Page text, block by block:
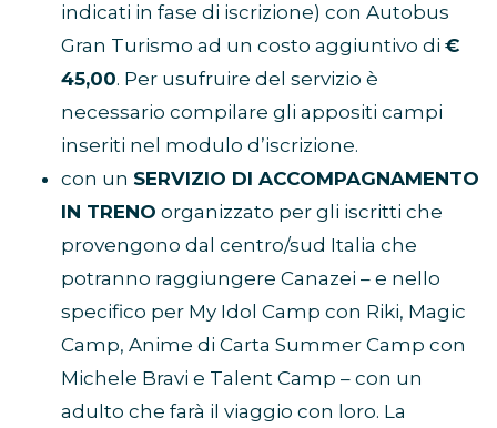
indicati in fase di iscrizione) con Autobus
Gran Turismo ad un costo aggiuntivo di €
45,00. Per usufruire del servizio è
necessario compilare gli appositi campi
inseriti nel modulo d’iscrizione.
con un SERVIZIO DI ACCOMPAGNAMENTO
IN TRENO organizzato per gli iscritti che
provengono dal centro/sud Italia che
potranno raggiungere Canazei – e nello
specifico per My Idol Camp con Riki, Magic
Camp, Anime di Carta Summer Camp con
Michele Bravi e Talent Camp – con un
adulto che farà il viaggio con loro. La